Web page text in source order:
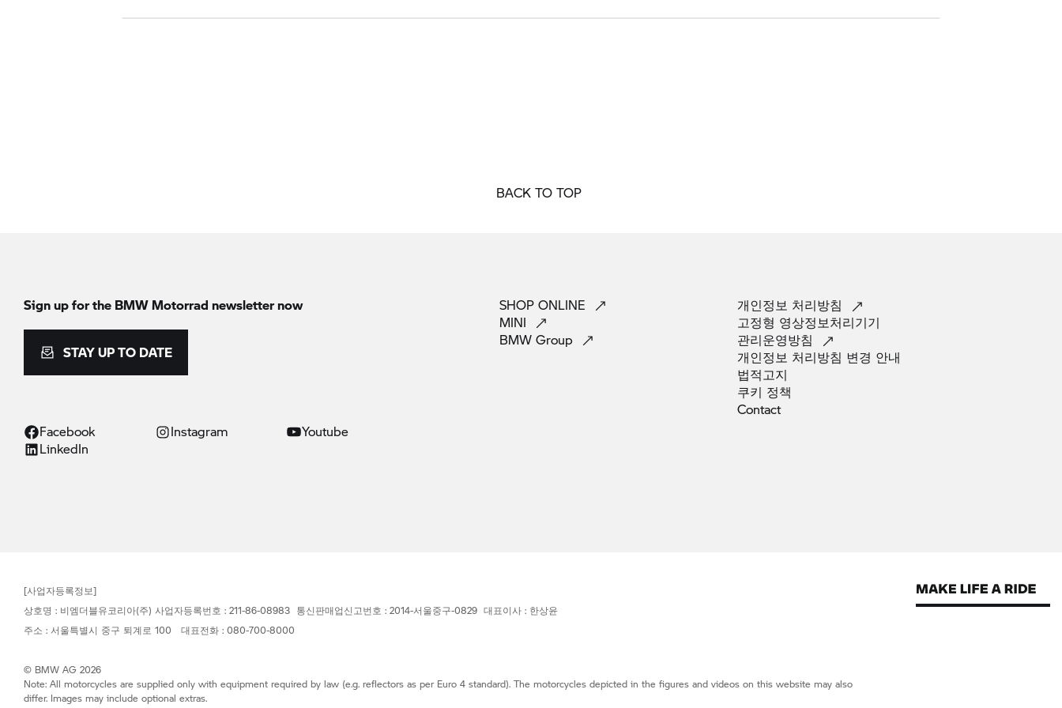
BACK TO TOP
Sign up for the BMW Motorrad newsletter now
STAY UP TO DATE
Facebook Instagram
Youtube
LinkedIn
SHOP ONLINE
MINI
BMW Group
개인정보 처리방침
고정형 영상정보처리기기
관리운영방침
개인정보 처리방침 변경 안내
법적고지
쿠키 정책
Contact
[사업자등록정보]
상호명 : 비엠더블유코리아(주) 사업자등록번호 : 211-86-08983 통신판매업신고번호 : 2014-서울중구-0829 대표이사 : 한상윤
주소 : 서울특별시 중구 퇴계로 100 대표전화 : 080-700-8000
© BMW AG 2026
Note: All motorcycles are supplied only with equipment required by law (e.g. reflectors as per Euro 4 standard). The motorcycles depicted in the figures and videos on this website may also
differ. Images may include optional extras.